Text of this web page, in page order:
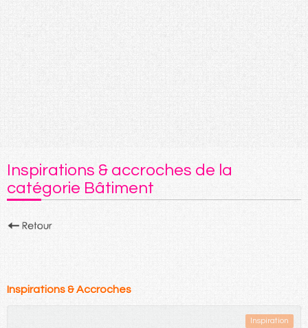
Inspirations & accroches de la
catégorie Bâtiment
Inspirations & Accroches
Inspiration